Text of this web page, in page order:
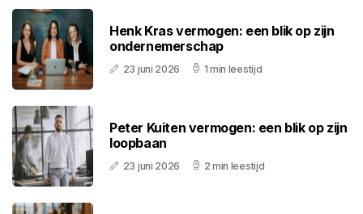
Henk Kras vermogen: een blik op zijn
ondernemerschap
23 juni 2026 1 min leestijd
Peter Kuiten vermogen: een blik op zijn
loopbaan
23 juni 2026 2 min leestijd